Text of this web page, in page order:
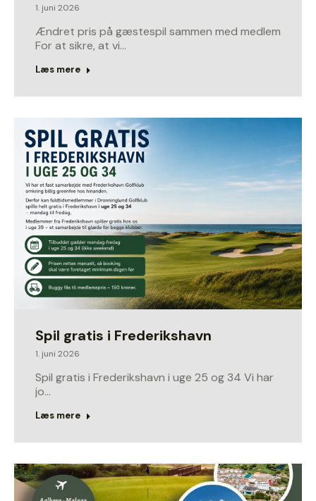
1. juni 2026
Ændret pris på gæstespil sammen med medlem
For at sikre, at vi…
Læs mere
Spil gratis i Frederikshavn
1. juni 2026
Spil gratis i Frederikshavn i uge 25 og 34 Vi har
jo…
Læs mere